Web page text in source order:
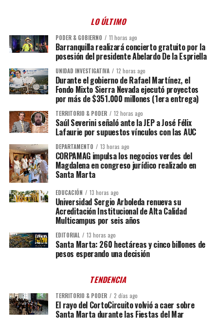
LO ÚLTIMO
PODER & GOBIERNO 11 horas ago
Barranquilla realizará concierto gratuito por la
posesión del presidente Abelardo De la Espriella
UNIDAD INVESTIGATIVA 12 horas ago
Durante el gobierno de Rafael Martínez, el
Fondo Mixto Sierra Nevada ejecutó proyectos
por más de $351.000 millones (1era entrega)
TERRITORIO & PODER 12 horas ago
Saúl Severini señaló ante la JEP a José Félix
Lafaurie por supuestos vínculos con las AUC
DEPARTAMENTO 13 horas ago
CORPAMAG impulsa los negocios verdes del
Magdalena en congreso jurídico realizado en
Santa Marta
EDUCACIÓN 13 horas ago
Universidad Sergio Arboleda renueva su
Acreditación Institucional de Alta Calidad
Multicampus por seis años
EDITORIAL 13 horas ago
Santa Marta: 260 hectáreas y cinco billones de
pesos esperando una decisión
TENDENCIA
TERRITORIO & PODER 2 días ago
El rayo del CortoCircuito volvió a caer sobre
Santa Marta durante las Fiestas del Mar